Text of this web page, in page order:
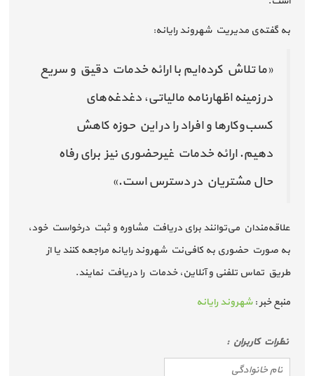
به گفته‌ی مدیریت شهروند رایانه:
«ما تلاش کرده‌ایم با ارائه خدمات دقیق و سریع
در زمینه اظهارنامه مالیاتی، دغدغه‌های
کسب‌وکارها و افراد را در این حوزه کاهش
دهیم. ارائه خدمات غیرحضوری نیز برای رفاه
حال مشتریان در دسترس است.»
علاقه‌مندان می‌توانند برای دریافت مشاوره و ثبت درخواست خود،
به صورت حضوری به کافی‌نت شهروند رایانه مراجعه کنند یا از
طریق تماس تلفنی و آنلاین، خدمات را دریافت نمایند.
منبع خبر :شهروند رایانه
نظرات كاربران :